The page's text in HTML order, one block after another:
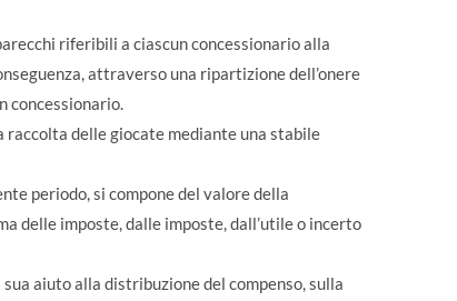
riferibili a ciascun concessionario alla
attraverso una ripartizione dell’onere
concessionario.
raccolta delle giocate mediante una stabile
periodo, si compone del valore della
delle imposte, dalle imposte, dall’utile o incerto
aiuto alla distribuzione del compenso, sulla